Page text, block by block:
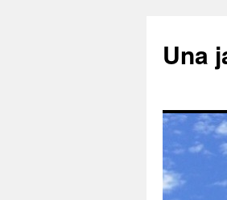
Una